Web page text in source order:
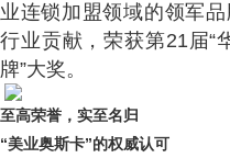
业连锁加盟领域的领军
行业贡献，荣获第21届“
牌”大奖。
至高荣誉，实至名归
“美业奥斯卡”的权威认可